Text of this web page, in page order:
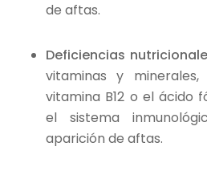
de aftas.
Deficiencias
vitaminas y
vitamina B12 o el ácido
el sistema
aparición de aftas.